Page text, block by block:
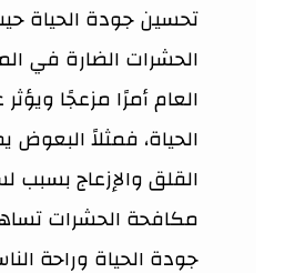
تحسين جودة الحياة
الحشرات الضارة في
العام أمرًا مزعجًا
الحياة، فمثلاً
القلق والإزعاج بسبب
مكافحة الحشرات
جودة الحياة وراحة